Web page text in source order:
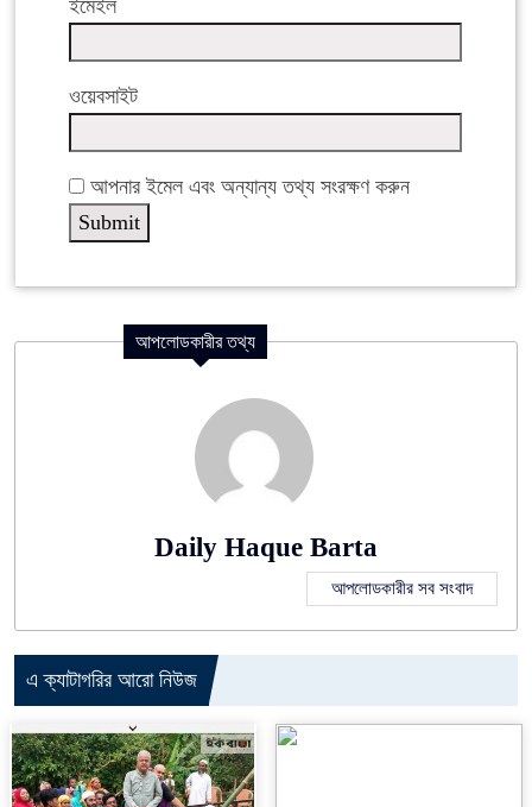
ইমেইল
ওয়েবসাইট
আপনার ইমেল এবং অন্যান্য তথ্য সংরক্ষণ করুন
আপলোডকারীর তথ্য
Daily Haque Barta
আপলোডকারীর সব সংবাদ
এ ক্যাটাগরির আরো নিউজ